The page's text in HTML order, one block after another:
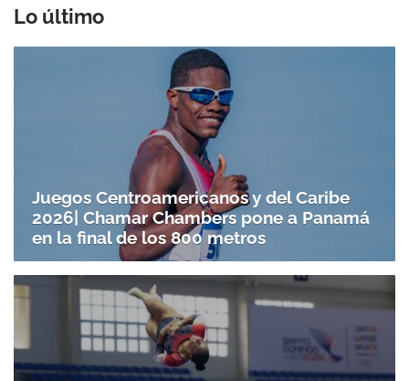
Lo último
Juegos Centroamericanos y del Caribe
2026| Chamar Chambers pone a Panamá
en la final de los 800 metros